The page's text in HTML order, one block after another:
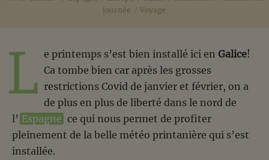
journée
Voyage
L e printemps s’est bien installé ici en Galice!
Ca tombe bien car après les grosses
restrictions Covid de janvier et février, on a
de plus en plus de liberté dans le nord de
l’ Espagne ce qui nous permet de profiter
pleinement de la belle météo printanière qui s’est
installée.